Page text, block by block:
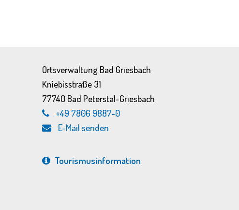
Ortsverwaltung Bad Griesbach
Kniebisstraße 31
77740 Bad Peterstal-Griesbach
+49 7806 9887-0
E-Mail senden
Tourismus­information